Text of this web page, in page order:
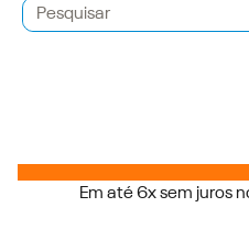
Pesquisar
Em até 6x sem juros